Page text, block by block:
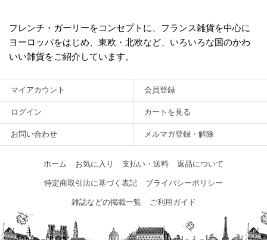
フレンチ・ガーリーをコンセプトに、フランス雑貨を中心に
ヨーロッパをはじめ、東欧・北欧など、いろいろな国のかわ
いい雑貨をご紹介しています。
マイアカウント 会員登録
ログイン カートを見る
お問い合わせ メルマガ登録・解除
ホーム お気に入り 支払い・送料 返品について
特定商取引法に基づく表記 プライバシーポリシー
雑誌などの掲載一覧 ご利用ガイド